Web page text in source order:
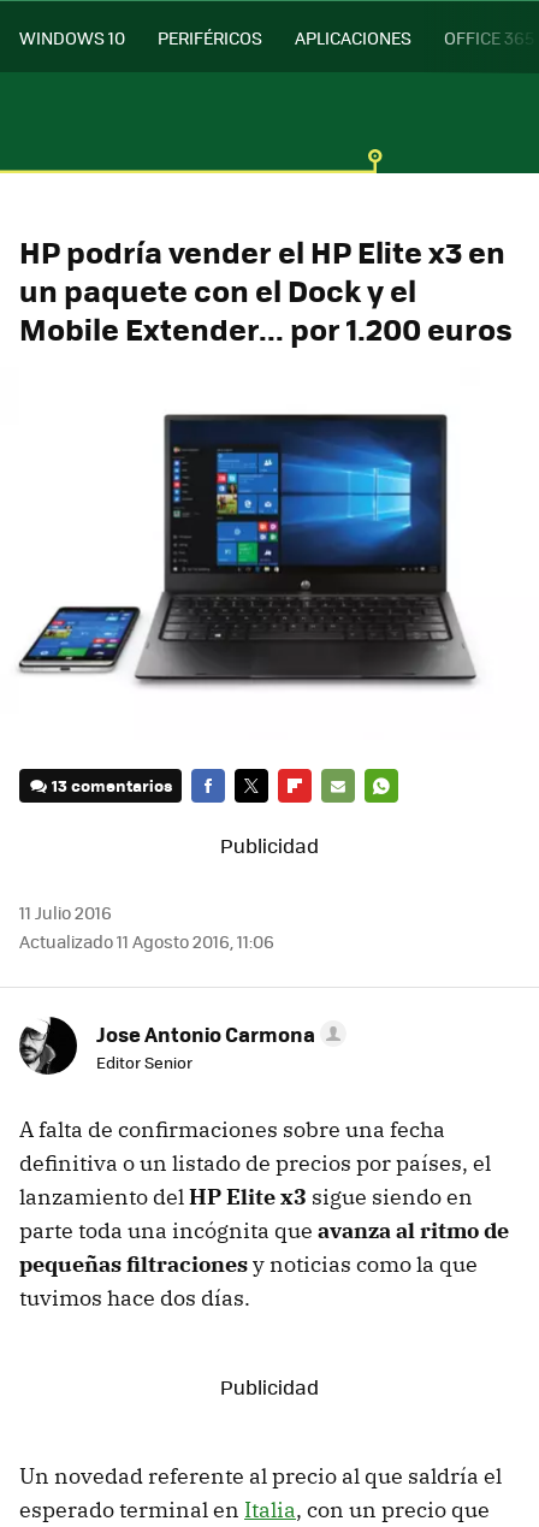
WINDOWS 10 PERIFÉRICOS APLICACIONES OFFICE 365
HP podría vender el HP Elite x3 en
un paquete con el Dock y el
Mobile Extender... por 1.200 euros
13 comentarios
11 Julio 2016
Actualizado 11 Agosto 2016, 11:06
Jose Antonio Carmona
Editor Senior
A falta de confirmaciones sobre una fecha
definitiva o un listado de precios por países, el
lanzamiento delHP Elite x3 sigue siendo en
parte toda una incógnita que avanza al ritmo de
pequeñas filtracionesy noticias como la que
tuvimos hace dos días.
Un novedad referente al precio al que saldría el
esperado terminal en Italia, con un precio que